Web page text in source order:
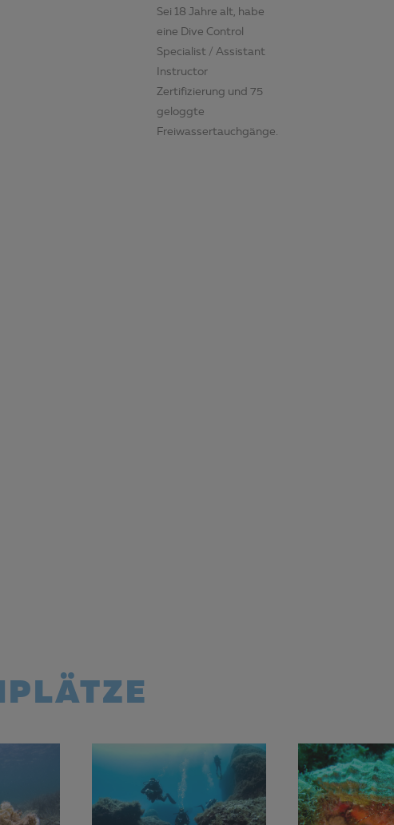
Sei 18 Jahre alt, habe
eine Dive Control
Specialist / Assistant
Instructor
Zertifizierung und 75
geloggte
Freiwassertauchgänge.